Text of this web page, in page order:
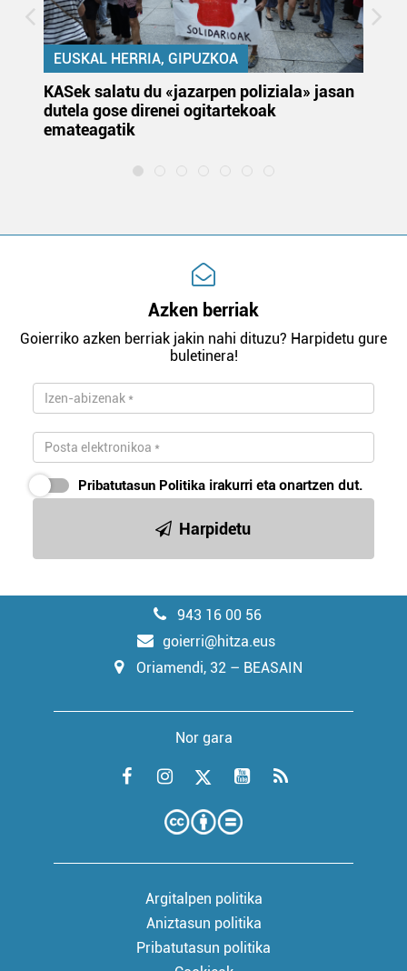
EUSKAL HERRIA, GIPUZKOA
KASek salatu du «jazarpen poliziala» jasan
dutela gose direnei ogitartekoak
emateagatik
Azken berriak
Goierriko azken berriak jakin nahi dituzu? Harpidetu gure
buletinera!
Pribatutasun Politika irakurri eta onartzen dut.
Harpidetu
943 16 00 56
goierri@hitza.eus
Oriamendi, 32 – BEASAIN
Nor gara
Argitalpen politika
Aniztasun politika
Pribatutasun politika